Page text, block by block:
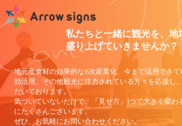
私たちと一緒に観光を、地
盛り上げていきませんか？
地元産食材の効果的な6次産業化、今まで活用でき
効活用、その他観光に注力されている方々を応援し
だいております。
気づいていないだけで、「見せ方」1つで大きく変わ
にたくさんございます。
ぜひ、お気軽にお問い合わせください。